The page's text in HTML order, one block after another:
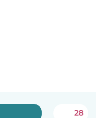
28